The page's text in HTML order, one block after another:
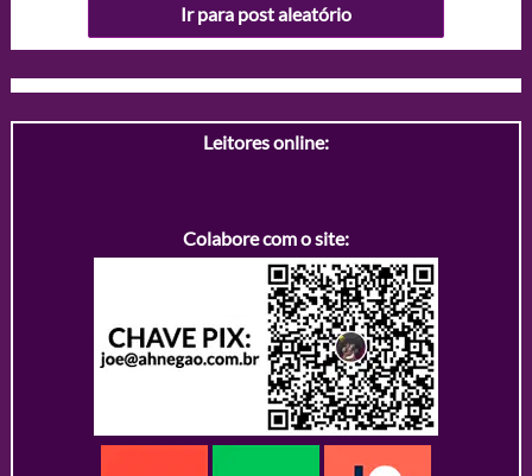
Ir para post aleatório
Leitores online:
Colabore com o site: